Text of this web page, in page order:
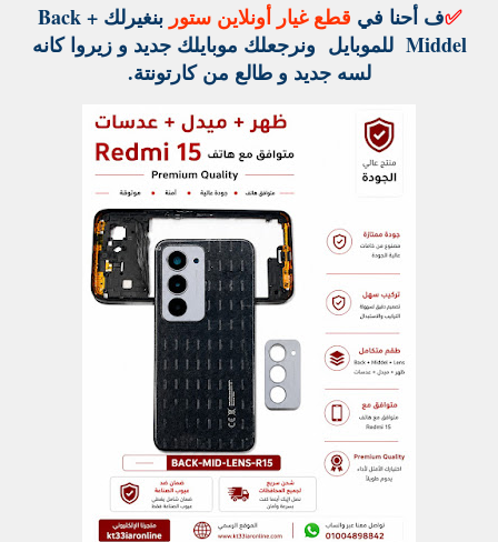
✅ف أحنا في قطع غيار أونلاين ستور
بنغيرلك Back +
Middel للموبايل ونرجعلك موبايلك جديد و زيروا كانه
لسه جديد و طالع من كارتونتة.